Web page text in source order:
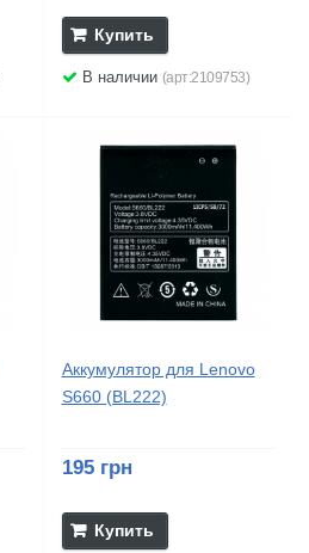
Купить
В наличии (арт:2109753)
Аккумулятор для Lenovo
S660 (BL222)
195 грн
Купить